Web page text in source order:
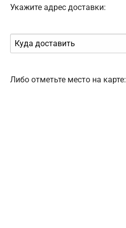
Укажите адрес доставки:
Либо отметьте место на карте: